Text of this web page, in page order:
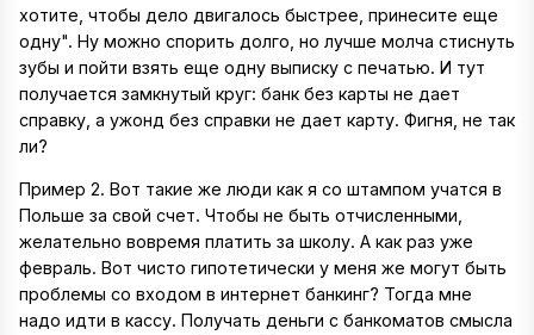
хотите, чтобы дело двигалось быстрее, принесите еще
одну". Ну можно спорить долго, но лучше молча стиснуть
зубы и пойти взять еще одну выписку с печатью. И тут
получается замкнутый круг: банк без карты не дает
справку, а ужонд без справки не дает карту. Фигня, не так
ли?
Пример 2. Вот такие же люди как я со штампом учатся в
Польше за свой счет. Чтобы не быть отчисленными,
желательно вовремя платить за школу. А как раз уже
февраль. Вот чисто гипотетически у меня же могут быть
проблемы со входом в интернет банкинг? Тогда мне
надо идти в кассу. Получать деньги с банкоматов смысла